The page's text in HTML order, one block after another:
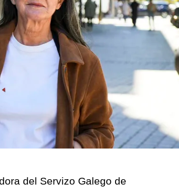
del Servizo Galego de